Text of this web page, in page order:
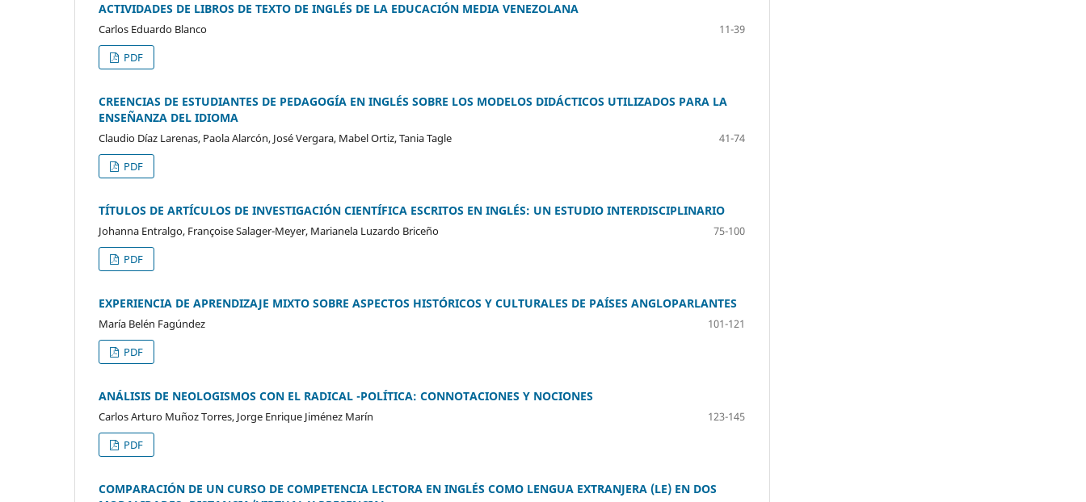
ACTIVIDADES DE LIBROS DE TEXTO DE INGLÉS DE LA EDUCACIÓN MEDIA VENEZOLANA
Carlos Eduardo Blanco
11-39
PDF
CREENCIAS DE ESTUDIANTES DE PEDAGOGÍA EN INGLÉS SOBRE LOS MODELOS DIDÁCTICOS UTILIZADOS PARA LA
ENSEÑANZA DEL IDIOMA
Claudio Díaz Larenas, Paola Alarcón, José Vergara, Mabel Ortiz, Tania Tagle
41-74
PDF
TÍTULOS DE ARTÍCULOS DE INVESTIGACIÓN CIENTÍFICA ESCRITOS EN INGLÉS: UN ESTUDIO INTERDISCIPLINARIO
Johanna Entralgo, Françoise Salager-Meyer, Marianela Luzardo Briceño
75-100
PDF
EXPERIENCIA DE APRENDIZAJE MIXTO SOBRE ASPECTOS HISTÓRICOS Y CULTURALES DE PAÍSES ANGLOPARLANTES
María Belén Fagúndez
101-121
PDF
ANÁLISIS DE NEOLOGISMOS CON EL RADICAL -POLÍTICA: CONNOTACIONES Y NOCIONES
Carlos Arturo Muñoz Torres, Jorge Enrique Jiménez Marín
123-145
PDF
COMPARACIÓN DE UN CURSO DE COMPETENCIA LECTORA EN INGLÉS COMO LENGUA EXTRANJERA (LE) EN DOS